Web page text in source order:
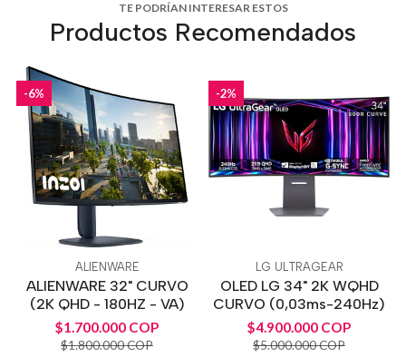
TE PODRÍAN INTERESAR ESTOS
Productos Recomendados
-6%
ALIENWARE
ALIENWARE 32" CURVO
(2K QHD - 180HZ - VA)
$1.700.000 COP
$1.800.000 COP
-2%
LG ULTRAGEAR
OLED LG 34" 2K WQHD
CURVO (0,03ms-240Hz)
$4.900.000 COP
$5.000.000 COP